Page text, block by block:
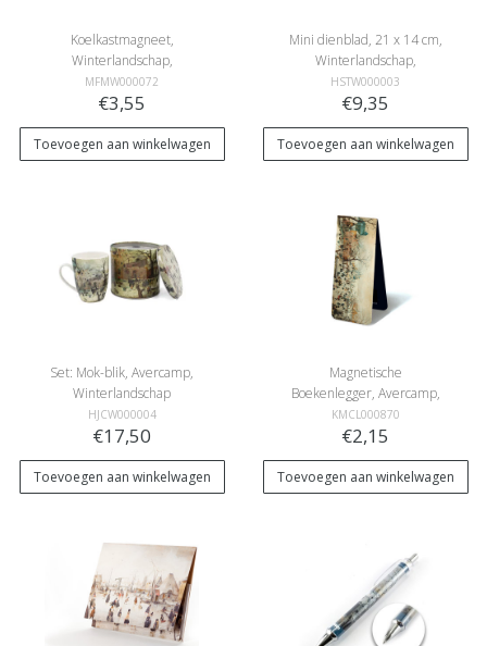
Koelkastmagneet,
Winterlandschap,
Avercamp
MFMW000072
€3,55
Toevoegen aan winkelwagen
Mini dienblad, 21 x 14 cm,
Winterlandschap,
Avercamp
HSTW000003
€9,35
Toevoegen aan winkelwagen
Set: Mok-blik, Avercamp,
Winterlandschap
HJCW000004
€17,50
Toevoegen aan winkelwagen
Magnetische
Boekenlegger, Avercamp,
Winterlandschap
KMCL000870
€2,15
Toevoegen aan winkelwagen